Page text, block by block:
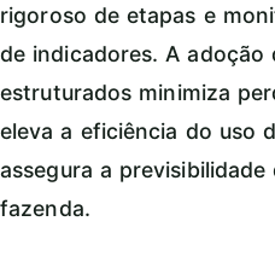
rigoroso de etapas e
de indicadores. A adoção
estruturados minimiza
eleva a eficiência do uso
assegura a
fazenda.